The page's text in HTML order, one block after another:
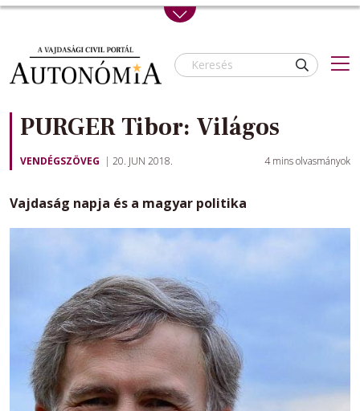
Skip to main content
PURGER Tibor: Világos
VENDÉGSZÖVEG 20. JUN 2018. 4 mins olvasmányok
Vajdaság napja és a magyar politika